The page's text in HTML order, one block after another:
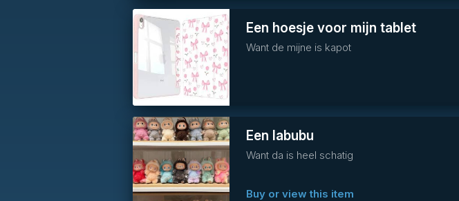
Een hoesje voor mijn tablet
Want de mijne is kapot
Een labubu
Want da is heel schatig
Buy or view this item